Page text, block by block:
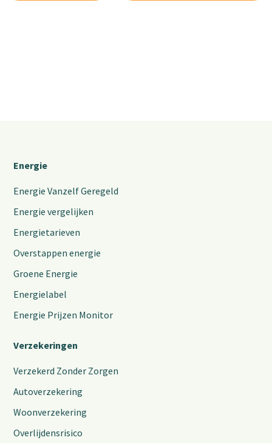
Energie
Energie Vanzelf Geregeld
Energie vergelijken
Energietarieven
Overstappen energie
Groene Energie
Energielabel
Energie Prijzen Monitor
Verzekeringen
Verzekerd Zonder Zorgen
Autoverzekering
Woonverzekering
Overlijdensrisico